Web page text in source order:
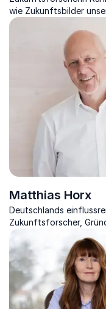
wie Zukunftsbilder
formen – faktenreich,
30 Jahren
Matthias Horx
Deutschlands
Zukunftsforscher,
Zukunftsinstituts und